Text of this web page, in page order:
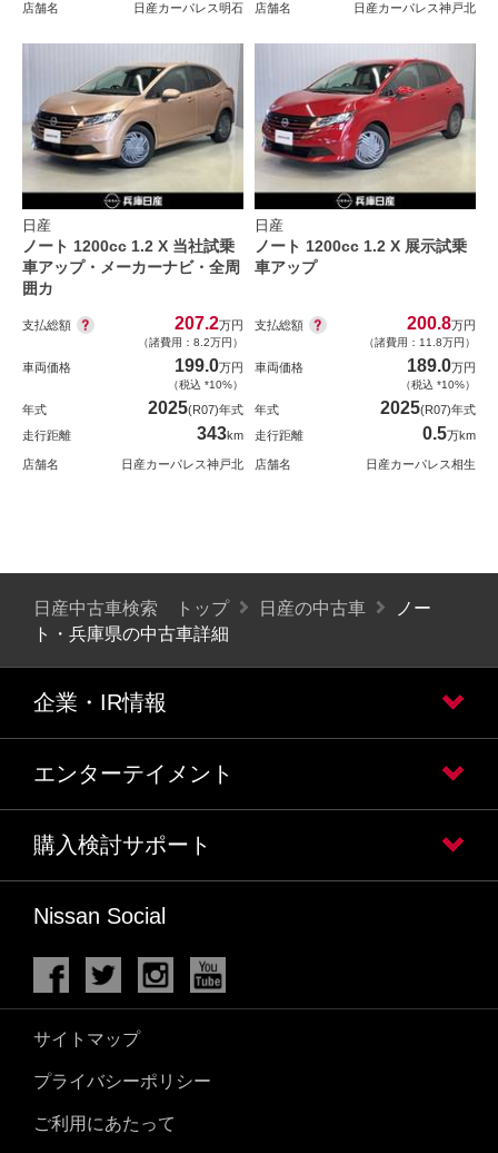
店舗名 日産カーパレス明石 店舗名 日産カーパレス神戸北
日産
ノート 1200cc 1.2 X 当社試乗
車アップ・メーカーナビ・全周
囲カ
支払総額 207.2万円
（諸費用：8.2万円）
車両価格 199.0万円
（税込 *10%）
年式 2025(R07)年式
走行距離
343km
店舗名 日産カーパレス神戸北
日産
ノート 1200cc 1.2 X 展示試乗
車アップ
支払総額 200.8万円
（諸費用：11.8万円）
車両価格 189.0万円
（税込 *10%）
年式 2025(R07)年式
走行距離
0.5万km
店舗名 日産カーパレス相生
日産中古車検索 トップ 日産の中古車
ノー
ト・兵庫県の中古車詳細
企業・IR情報
エンターテイメント
購入検討サポート
Nissan Social
サイトマップ
プライバシーポリシー
ご利用にあたって